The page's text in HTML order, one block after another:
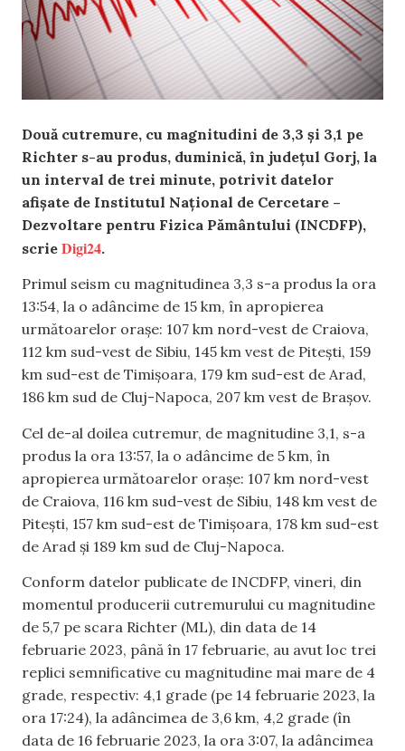
Două cutremure, cu magnitudini de 3,3 şi 3,1 pe
Richter s-au produs, duminică, în judeţul Gorj, la
un interval de trei minute, potrivit datelor
afişate de Institutul Naţional de Cercetare –
Dezvoltare pentru Fizica Pământului (INCDFP),
scrie Digi24.
Primul seism cu magnitudinea 3,3 s-a produs la ora
13:54, la o adâncime de 15 km, în apropierea
următoarelor oraşe: 107 km nord-vest de Craiova,
112 km sud-vest de Sibiu, 145 km vest de Piteşti, 159
km sud-est de Timişoara, 179 km sud-est de Arad,
186 km sud de Cluj-Napoca, 207 km vest de Braşov.
Cel de-al doilea cutremur, de magnitudine 3,1, s-a
produs la ora 13:57, la o adâncime de 5 km, în
apropierea următoarelor oraşe: 107 km nord-vest
de Craiova, 116 km sud-vest de Sibiu, 148 km vest de
Piteşti, 157 km sud-est de Timişoara, 178 km sud-est
de Arad şi 189 km sud de Cluj-Napoca.
Conform datelor publicate de INCDFP, vineri, din
momentul producerii cutremurului cu magnitudine
de 5,7 pe scara Richter (ML), din data de 14
februarie 2023, până în 17 februarie, au avut loc trei
replici semnificative cu magnitudine mai mare de 4
grade, respectiv: 4,1 grade (pe 14 februarie 2023, la
ora 17:24), la adâncimea de 3,6 km, 4,2 grade (în
data de 16 februarie 2023, la ora 3:07, la adâncimea